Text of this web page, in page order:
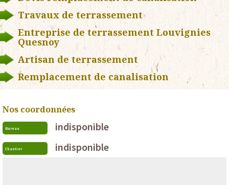
Travaux de terrassement
Entreprise de terrassement Louvignies
Quesnoy
Artisan de terrassement
Remplacement de canalisation
Nos coordonnées
Bureau indisponible
Chantier indisponible